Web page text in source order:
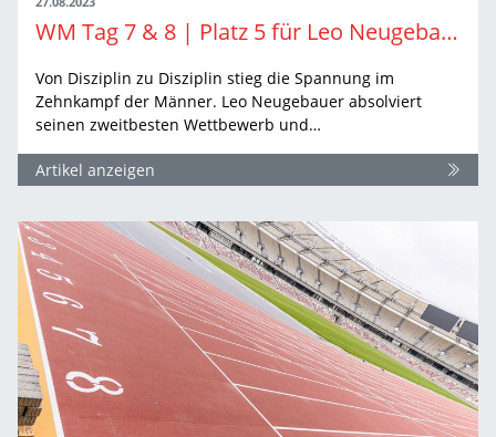
WM Tag 7 & 8 | Platz 5 für Leo Neugebauer, Platz 11 für Manuel Eitel - so verlief der Zehnkampf
Von Disziplin zu Disziplin stieg die Spannung im
Zehnkampf der Männer. Leo Neugebauer absolviert
seinen zweitbesten Wettbewerb und…
Artikel anzeigen